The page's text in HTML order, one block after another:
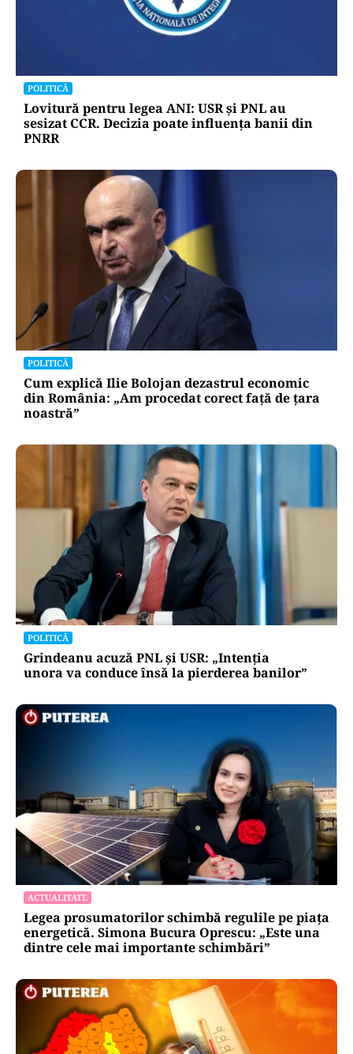
POLITICĂ
Lovitură pentru legea ANI: USR și PNL au
sesizat CCR. Decizia poate influența banii din
PNRR
POLITICĂ
Cum explică Ilie Bolojan dezastrul economic
din România: „Am procedat corect față de țara
noastră”
POLITICĂ
Grindeanu acuză PNL și USR: „Intenția
unora va conduce însă la pierderea banilor”
ACTUALITATE
Legea prosumatorilor schimbă regulile pe piața
energetică. Simona Bucura Oprescu: „Este una
dintre cele mai importante schimbări”